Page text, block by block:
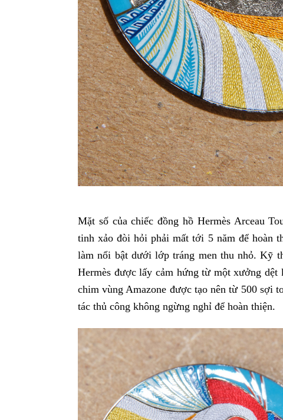
Mặt số của chiếc đồng hồ Hermès Arceau
tinh xảo đòi hỏi phải mất tới 5 năm để hoàn
làm nổi bật dưới lớp tráng men thu nhỏ. Kỹ
Hermès được lấy cảm hứng từ một xưởng
chim vùng Amazone được tạo nên từ 500 sợi
tác thủ công không ngừng nghỉ để hoàn thiện.